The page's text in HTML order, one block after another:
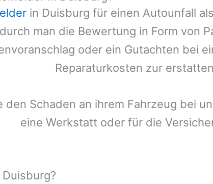
in Duisburg für einen Autounfall
man die Bewertung in Form von
oder ein Gutachten bei
Reparaturkosten zur
Schaden an ihrem Fahrzeug bei
eine Werkstatt oder für die